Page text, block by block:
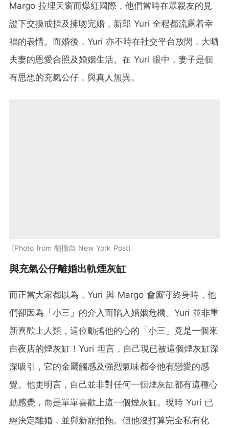
Margo 拉埋天窗而爆紅國際，他們當時在眾親友的見
證下交換戒指及擁吻完婚，新郎 Yuri 全程都流露着幸
福的表情。而婚後，Yuri 亦不時在社交平台放閃，大晒
夫妻的恩愛合照及婚姻生活。在 Yuri 眼中，妻子是個
有思想的充氣公仔，與真人無異。
Photo from 翻攝自 New York Post
與充氣公仔離婚出軌煙灰缸
而正當大家都以為，Yuri 與 Margo 會廝守終身時，他
們卻因為「小三」的介入而陷入婚姻危機。Yuri 並非重
新喜歡上人類，這位動搖他的心的「小三」竟是一個來
自夜店的煙灰缸！Yuri 坦言，自己現已被這個煙灰缸深
深吸引，它的金屬觸感及強烈氣味都令他有戀愛的感
覺。他更明言，自己並非對任何一個煙灰缸都有這種心
動感覺，而是單單喜歡上這一個煙灰缸。現時 Yuri 已
經決定離婚，並與新寵拍拖。但他沒打算完全私有化